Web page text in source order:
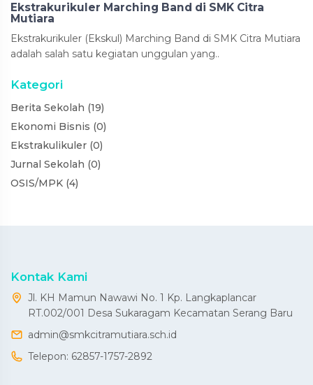
Ekstrakurikuler Marching Band di SMK Citra
Mutiara
Ekstrakurikuler (Ekskul) Marching Band di SMK Citra Mutiara
adalah salah satu kegiatan unggulan yang..
Kategori
Berita Sekolah (19)
Ekonomi Bisnis (0)
Ekstrakulikuler (0)
Jurnal Sekolah (0)
OSIS/MPK (4)
Kontak Kami
Jl. KH Mamun Nawawi No. 1 Kp. Langkaplancar
RT.002/001 Desa Sukaragam Kecamatan Serang Baru
admin@smkcitramutiara.sch.id
Telepon: 62857-1757-2892